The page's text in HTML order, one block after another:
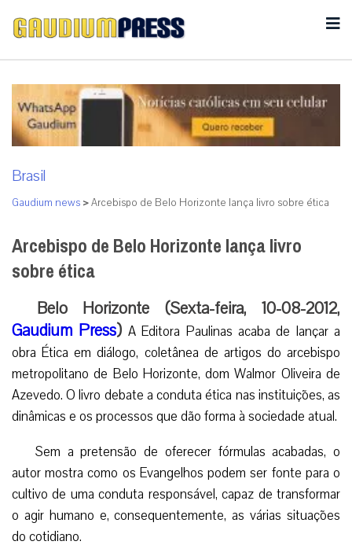
Brasil
Gaudium news >Arcebispo de Belo Horizonte lança livro sobre ética
Arcebispo de Belo Horizonte lança livro
sobre ética
Belo Horizonte (Sexta-feira, 10-08-2012,
Gaudium Press) A Editora Paulinas acaba de lançar a
obra Ética em diálogo, coletânea de artigos do arcebispo
metropolitano de Belo Horizonte, dom Walmor Oliveira de
Azevedo. O livro debate a conduta ética nas instituições, as
dinâmicas e os processos que dão forma à sociedade atual.
Sem a pretensão de oferecer fórmulas acabadas, o
autor mostra como os Evangelhos podem ser fonte para o
cultivo de uma conduta responsável, capaz de transformar
o agir humano e, consequentemente, as várias situações
do cotidiano.